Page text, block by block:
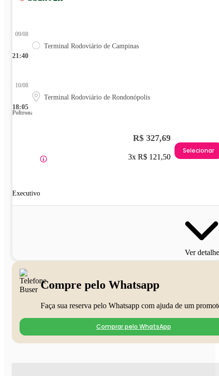
21:40
09/08
Terminal Rodoviário de Campinas
18:05
10/08
Terminal Rodoviário de Rondonópolis
Poltrona
Executivo
R$ 327,69
3x R$ 121,50
Selecionar
Ver
Compre pelo Whatsapp
Faça sua reserva pelo Whatsapp com ajuda de um
Comprar pelo WhatsApp